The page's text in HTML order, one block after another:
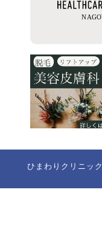
ひまわりクリニッ